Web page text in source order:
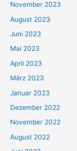
November 2023
August 2023
Juni 2023
Mai 2023
April 2023
März 2023
Januar 2023
Dezember 2022
November 2022
August 2022